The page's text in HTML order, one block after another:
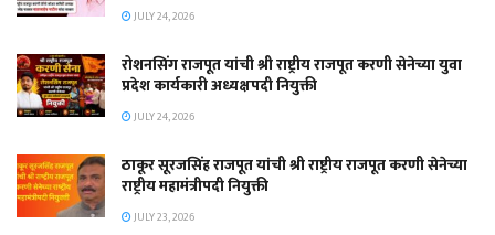
JULY 24, 2026
रोशनसिंग राजपूत यांची श्री राष्ट्रीय राजपूत करणी सेनेच्या युवा
प्रदेश कार्यकारी अध्यक्षपदी नियुक्ती
JULY 24, 2026
ठाकूर सूरजसिंह राजपूत यांची श्री राष्ट्रीय राजपूत करणी सेनेच्या
राष्ट्रीय महामंत्रीपदी नियुक्ती
JULY 23, 2026